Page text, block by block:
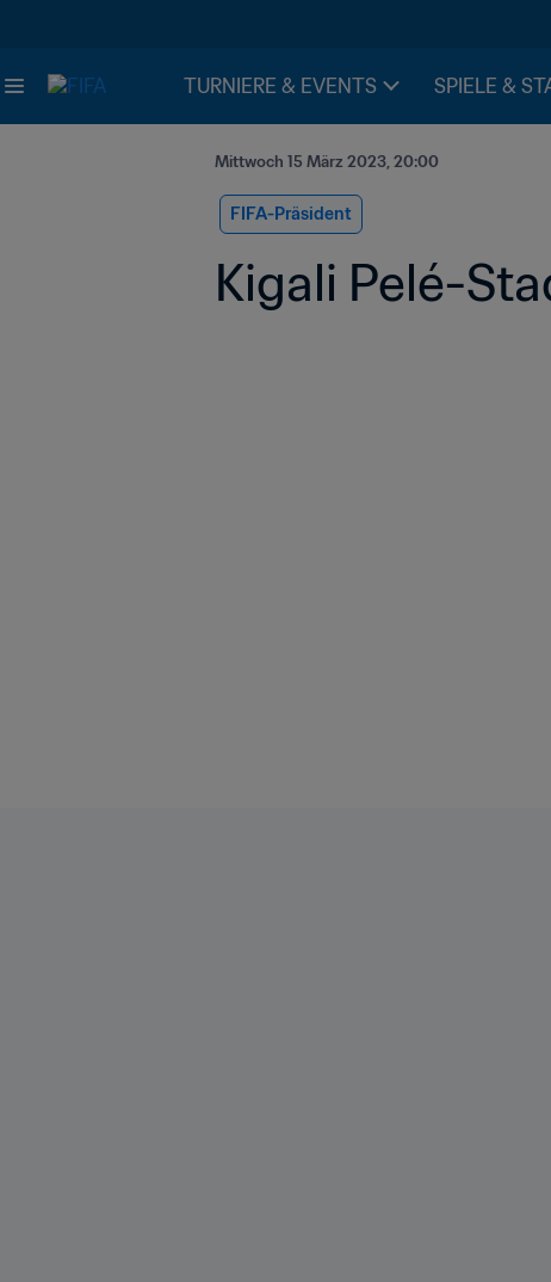
TURNIERE & EVENTS SPIELE &
Mittwoch 15 März 2023, 20:00
FIFA-Präsident
Kigali Pelé-